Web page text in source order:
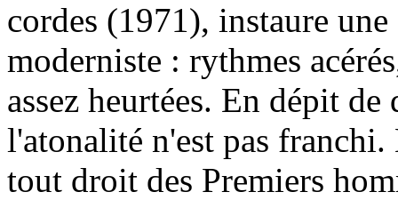
cordes (1971), instaure
moderniste : rythmes
assez heurtées. En dépit
l'atonalité n'est pas
tout droit des Premiers